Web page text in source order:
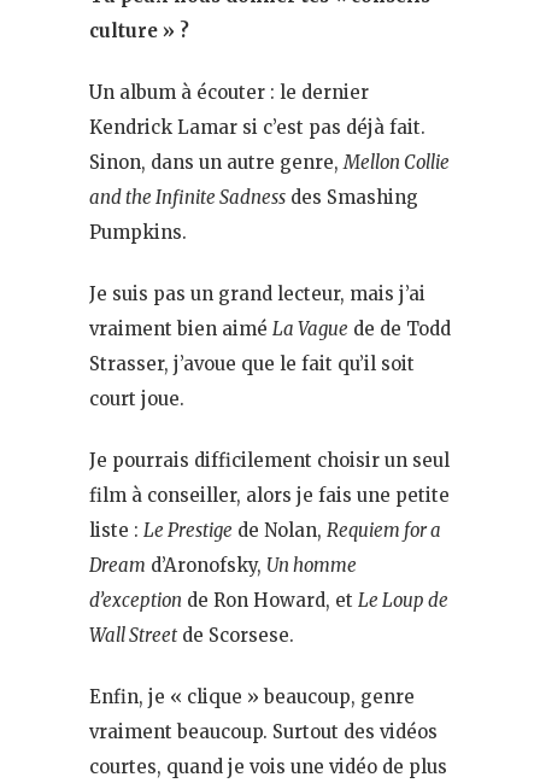
culture » ?
Un album à écouter : le dernier
Kendrick Lamar si c’est pas déjà fait.
Sinon, dans un autre genre, Mellon Collie
and the Infinite Sadness des Smashing
Pumpkins.
Je suis pas un grand lecteur, mais j’ai
vraiment bien aimé La Vague de de Todd
Strasser, j’avoue que le fait qu’il soit
court joue.
Je pourrais difficilement choisir un seul
film à conseiller, alors je fais une petite
liste : Le Prestige de Nolan, Requiem for a
Dream d’Aronofsky, Un homme
d’exception de Ron Howard, et Le Loup de
Wall Street de Scorsese.
Enfin, je « clique » beaucoup, genre
vraiment beaucoup. Surtout des vidéos
courtes, quand je vois une vidéo de plus